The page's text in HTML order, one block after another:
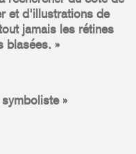
et d'illustrations de
jamais les rétines
blasées.